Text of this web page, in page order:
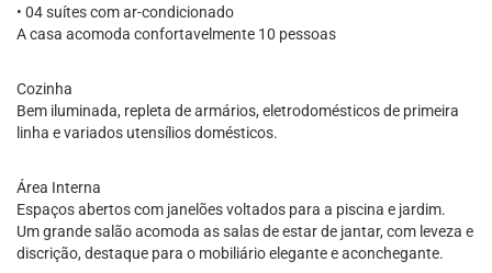
• 04 suítes com ar-condicionado
A casa acomoda confortavelmente 10 pessoas
Cozinha
Bem iluminada, repleta de armários, eletrodomésticos de primeira
linha e variados utensílios domésticos.
Área Interna
Espaços abertos com janelões voltados para a piscina e jardim.
Um grande salão acomoda as salas de estar de jantar, com leveza e
discrição, destaque para o mobiliário elegante e aconchegante.